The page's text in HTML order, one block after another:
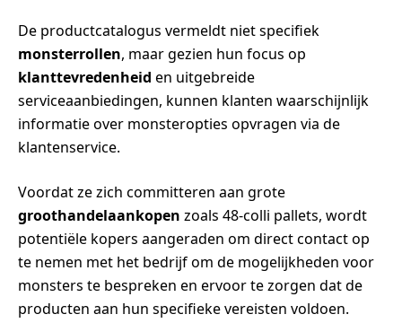
De productcatalogus vermeldt niet specifiek
monsterrollen, maar gezien hun focus op
klanttevredenheid en uitgebreide
serviceaanbiedingen, kunnen klanten waarschijnlijk
informatie over monsteropties opvragen via de
klantenservice.
Voordat ze zich committeren aan grote
groothandelaankopen zoals 48-colli pallets, wordt
potentiële kopers aangeraden om direct contact op
te nemen met het bedrijf om de mogelijkheden voor
monsters te bespreken en ervoor te zorgen dat de
producten aan hun specifieke vereisten voldoen.